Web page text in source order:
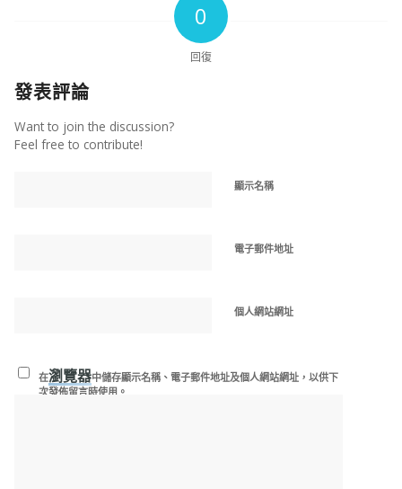
0
回復
發表評論
Want to join the discussion?
Feel free to contribute!
顯示名稱
電子郵件地址
個人網站網址
在瀏覽器中儲存顯示名稱、電子郵件地址及個人網站網址，以供下
次發佈留言時使用。